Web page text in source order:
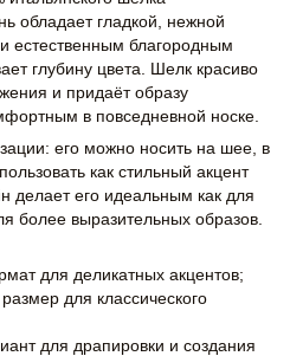
обладает гладкой, нежной
естественным благородным
глубину цвета. Шелк красиво
и придаёт образу
в повседневной носке.
его можно носить на шее, в
как стильный акцент
делает его идеальным как для
более выразительных образов.
для деликатных акцентов;
для классического
для драпировки и создания